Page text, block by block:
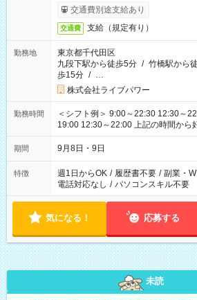
交通費別途支給あり
交通費 支給（規定有り）
勤務地
東京都千代田区
九段下駅から徒歩5分 / 竹橋駅から
歩15分 / …
株式会社ライブパワー
勤務時間
＜シフト例＞ 9:00～22:30 12:30～
19:00 12:30～22:00 上記の時間から好きな時間を選べます！ ※
時間は変更となる可能性があります
期間 9月8日・9日
特徴 週1日からOK / 履歴書不要 / 副業・
電話対応なし / パソコンスキル不要
気になる！ 応募する
未読